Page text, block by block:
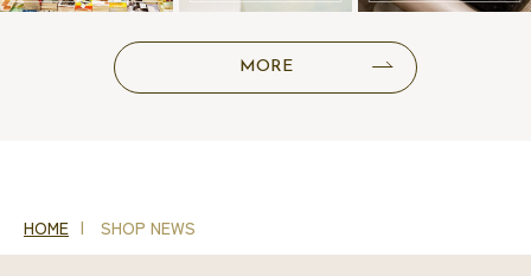
MORE
HOME SHOP NEWS